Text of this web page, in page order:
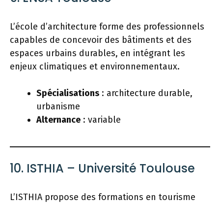
L’école d’architecture forme des professionnels
capables de concevoir des bâtiments et des
espaces urbains durables, en intégrant les
enjeux climatiques et environnementaux.
Spécialisations : architecture durable,
urbanisme
Alternance : variable
10. ISTHIA – Université Toulouse
L’ISTHIA propose des formations en tourisme